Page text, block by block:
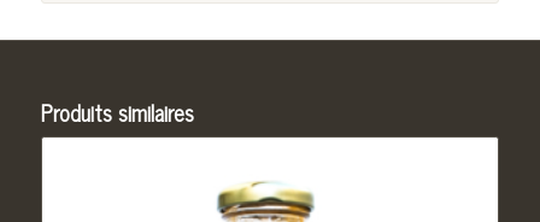
Produits similaires